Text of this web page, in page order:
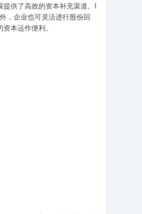
供了高效的资本补充渠道。I
，企业也可灵活进行股份回
本运作便利。